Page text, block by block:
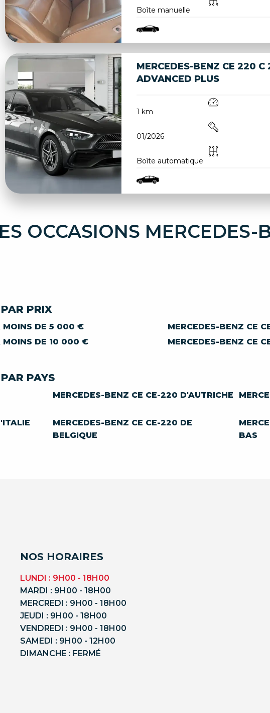
Boîte manuelle
MERCEDES-BENZ CE 220 C
ADVANCED PLUS
1 km
01/2026
Boîte automatique
OCCASIONS MERCEDES-
PRIX
MOINS DE 5 000 €
MOINS DE 10 000 €
MERCEDES-BENZ CE
MERCEDES-BENZ CE
PAYS
MERCEDES-BENZ CE CE-220 D'AUTRICHE
MERCEDES-BENZ CE CE-220 DE
BELGIQUE
BAS
NOS HORAIRES
LUNDI : 9H00 - 18H00
MARDI : 9H00 - 18H00
MERCREDI : 9H00 - 18H00
JEUDI : 9H00 - 18H00
VENDREDI : 9H00 - 18H00
SAMEDI : 9H00 - 12H00
DIMANCHE : FERMÉ